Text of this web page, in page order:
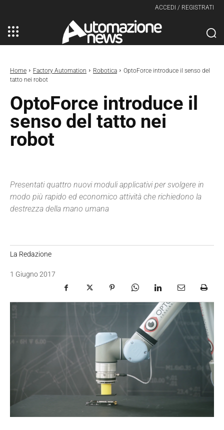
ACCEDI / REGISTRATI
Home Factory Automation Robotica
OptoForce introduce il senso del
tatto nei robot
OptoForce introduce il
senso del tatto nei
robot
Presentati quattro nuovi moduli applicativi per svolgere in
modo più rapido ed economico attività che richiedono la
destrezza della mano umana
La Redazione
1 Giugno 2017